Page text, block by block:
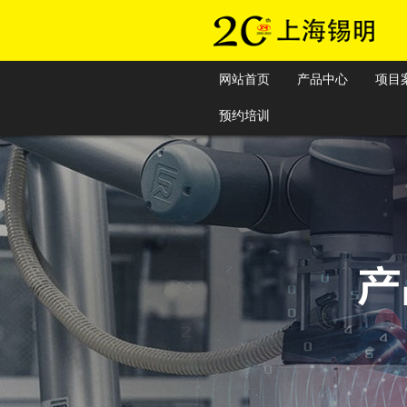
网站首页 产品中心 项目
预约培训